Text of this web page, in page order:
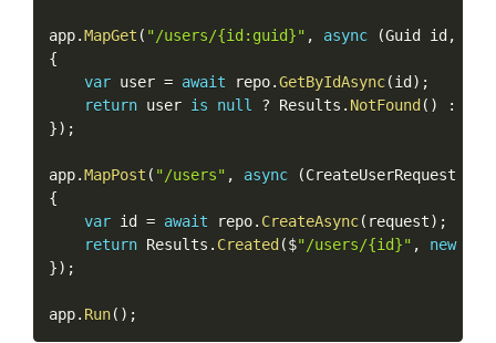
app.MapGet ( "/users/{id:guid}" , async (Guid id ,
{
var user = await repo.GetByIdAsync(id ) ;
return user is null ? Results . NotFound ( ) :
}) ;
app.MapPost ( "/users" , async (CreateUserRequest
{
var id = await repo. CreateAsync( request) ;
return Results . Created ($"/users/{id}" , new
}) ;
app. Run( ) ;